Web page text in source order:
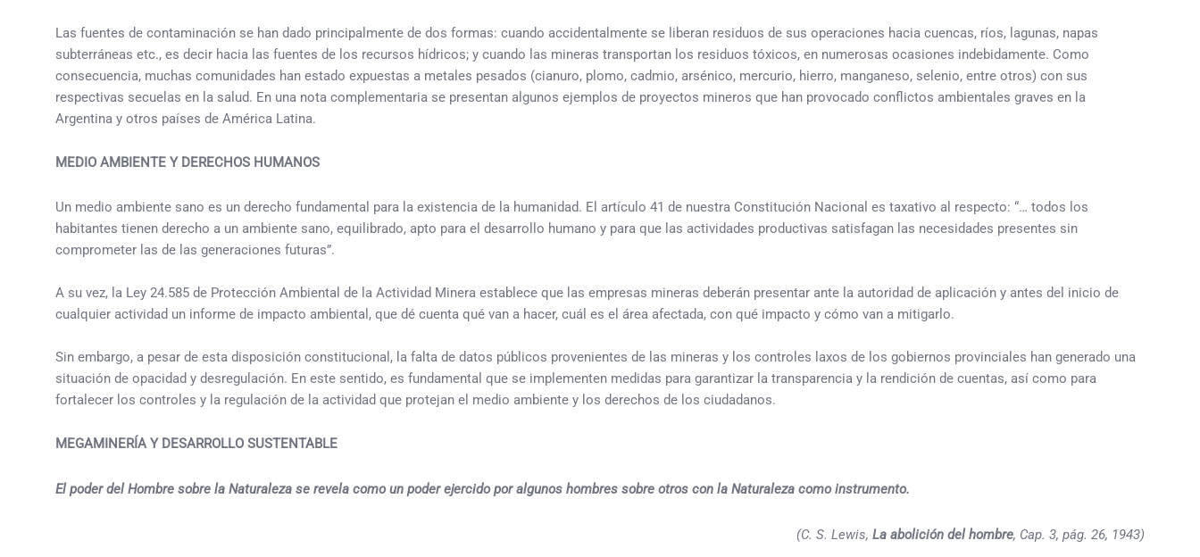
Las fuentes de contaminación se han dado principalmente de dos formas: cuando accidentalmente se liberan residuos de sus operaciones hacia cuencas, ríos, lagunas, napas
subterráneas etc., es decir hacia las fuentes de los recursos hídricos; y cuando las mineras transportan los residuos tóxicos, en numerosas ocasiones indebidamente. Como
consecuencia, muchas comunidades han estado expuestas a metales pesados (cianuro, plomo, cadmio, arsénico, mercurio, hierro, manganeso, selenio, entre otros) con sus
respectivas secuelas en la salud. En una nota complementaria se presentan algunos ejemplos de proyectos mineros que han provocado conflictos ambientales graves en la
Argentina y otros países de América Latina.
MEDIO AMBIENTE Y DERECHOS HUMANOS
Un medio ambiente sano es un derecho fundamental para la existencia de la humanidad. El artículo 41 de nuestra Constitución Nacional es taxativo al respecto: “… todos los
habitantes tienen derecho a un ambiente sano, equilibrado, apto para el desarrollo humano y para que las actividades productivas satisfagan las necesidades presentes sin
comprometer las de las generaciones futuras”.
A su vez, la Ley 24.585 de Protección Ambiental de la Actividad Minera establece que las empresas mineras deberán presentar ante la autoridad de aplicación y antes del inicio de
cualquier actividad un informe de impacto ambiental, que dé cuenta qué van a hacer, cuál es el área afectada, con qué impacto y cómo van a mitigarlo.
Sin embargo, a pesar de esta disposición constitucional, la falta de datos públicos provenientes de las mineras y los controles laxos de los gobiernos provinciales han generado una
situación de opacidad y desregulación. En este sentido, es fundamental que se implementen medidas para garantizar la transparencia y la rendición de cuentas, así como para
fortalecer los controles y la regulación de la actividad que protejan el medio ambiente y los derechos de los ciudadanos.
MEGAMINERÍA Y DESARROLLO SUSTENTABLE
El poder del Hombre sobre la Naturaleza se revela como un poder ejercido por algunos hombres sobre otros con la Naturaleza como instrumento.
(C. S. Lewis, La abolición del hombre, Cap. 3, pág. 26, 1943)